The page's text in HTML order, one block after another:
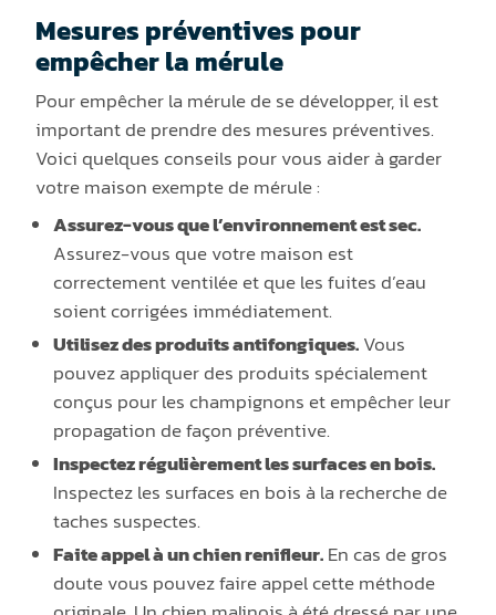
Mesures préventives pour
empêcher la mérule
Pour empêcher la mérule de se développer, il est
important de prendre des mesures préventives.
Voici quelques conseils pour vous aider à garder
votre maison exempte de mérule :
Assurez-vous que l’environnement est sec.
Assurez-vous que votre maison est
correctement ventilée et que les fuites d’eau
soient corrigées immédiatement.
Utilisez des produits antifongiques.Vous
pouvez appliquer des produits spécialement
conçus pour les champignons et empêcher leur
propagation de façon préventive.
Inspectez régulièrement les surfaces en bois.
Inspectez les surfaces en bois à la recherche de
taches suspectes.
Faite appel à un chien renifleur.En cas de gros
doute vous pouvez faire appel cette méthode